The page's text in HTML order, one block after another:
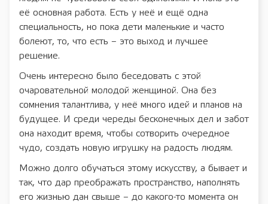
её основная работа. Есть у неё и ещё одна
специальность, но пока дети маленькие и часто
болеют, то, что есть – это выход и лучшее
решение.
Очень интересно было беседовать с этой
очаровательной молодой женщиной. Она без
сомнения талантлива, у неё много идей и планов на
будущее. И среди череды бесконечных дел и забот
она находит время, чтобы сотворить очередное
чудо, создать новую игрушку на радость людям.
Можно долго обучаться этому искусству, а бывает и
так, что дар преображать пространство, наполнять
его жизнью дан свыше – до какого-то момента он